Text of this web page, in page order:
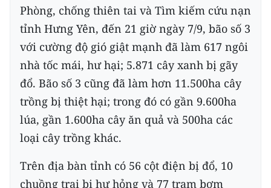
Phòng, chống thiên tai và Tìm kiếm cứu nạn
tỉnh Hưng Yên, đến 21 giờ ngày 7/9, bão số 3
với cường độ gió giật mạnh đã làm 617 ngôi
nhà tốc mái, hư hại; 5.871 cây xanh bị gãy
đổ. Bão số 3 cũng đã làm hơn 11.500ha cây
trồng bị thiệt hại; trong đó có gần 9.600ha
lúa, gần 1.600ha cây ăn quả và 500ha các
loại cây trồng khác.
Trên địa bàn tỉnh có 56 cột điện bị đổ, 10
chuồng trại bị hư hỏng và 77 trạm bơm